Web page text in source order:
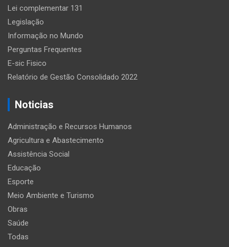
Lei complementar 131
Legislação
Informação no Mundo
Perguntas Frequentes
E-sic Fisico
Relatório de Gestão Consolidado 2022
Noticias
Administração e Recursos Humanos
Agricultura e Abastecimento
Assistência Social
Educação
Esporte
Meio Ambiente e Turismo
Obras
Saúde
Todas